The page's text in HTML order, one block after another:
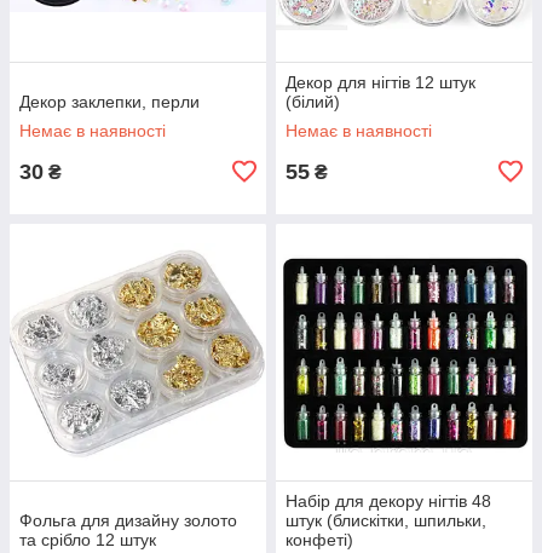
Декор заклепки, перли
Немає в наявності
30 ₴
Декор для нігтів 12 штук
(білий)
Немає в наявності
55 ₴
Фольга для дизайну золото
та срібло 12 штук
Набір для декору нігтів 48
штук (блискітки, шпильки,
конфеті)